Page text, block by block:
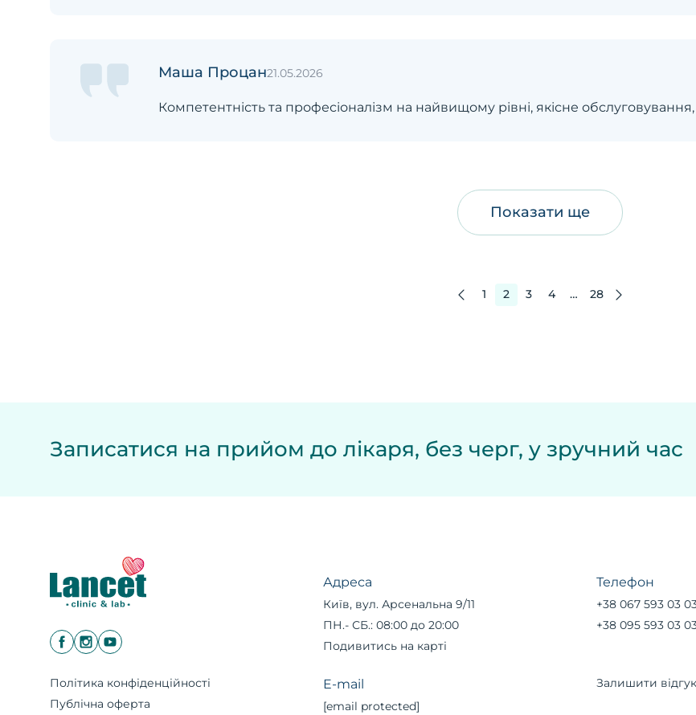
Маша Процан21.05.2026
Компетентність та професіоналізм на найвищому рівні, якісне
Показати ще
1 2 3 4 … 28
Записатися на прийом до лікаря, без черг, у зручний час
Адреса
Київ, вул. Арсенальна 9/11
ПН.- СБ.: 08:00 до 20:00
Подивитись на карті
Телефон
+38 067 593 03
+38 095 593 03
E-mail
[email protected]
Залишити відгук
Політика конфіденційності
Публічна оферта